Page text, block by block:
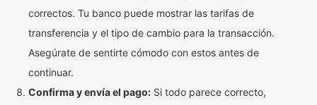
correctos. Tu banco puede mostrar las tarifas de
transferencia y el tipo de cambio para la transacción.
Asegúrate de sentirte cómodo con estos antes de
continuar.
Confirma y envía el pago: Si todo parece correcto,